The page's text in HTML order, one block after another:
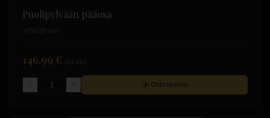
Puolipylvään pääosa
146.99 €
Ostoskoriin